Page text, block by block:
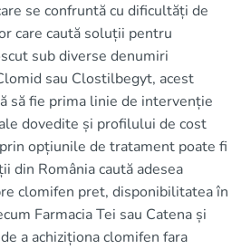
se confruntă cu dificultăți de
care caută soluții pentru
sub diverse denumiri
sau Clostilbegyt, acest
să fie prima linie de intervenție
dovedite și profilului de cost
opțiunile de tratament poate fi
din România caută adesea
clomifen pret, disponibilitatea în
Farmacia Tei sau Catena și
a achiziționa clomifen fara